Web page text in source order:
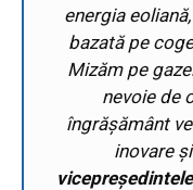
energia
bazată pe
Mizăm pe
nevoie de
îngrășământ
inovare